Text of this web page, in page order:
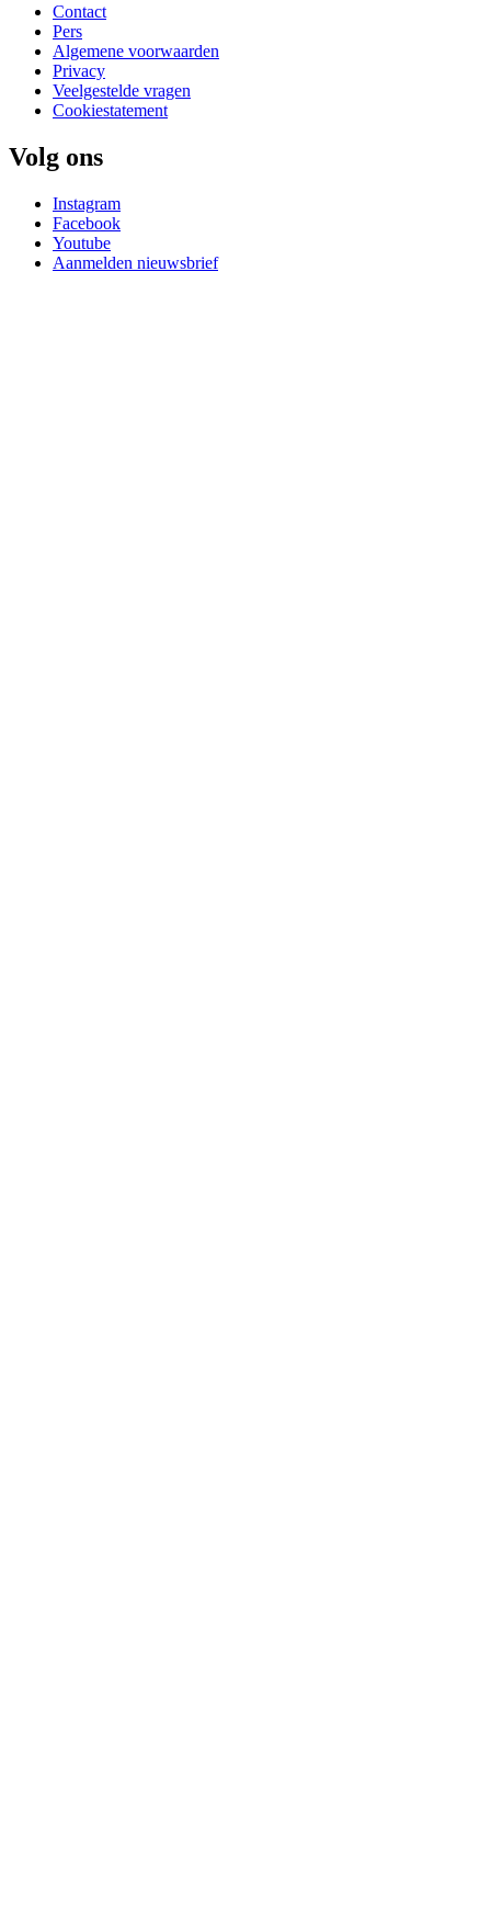
Contact
Pers
Algemene voorwaarden
Privacy
Veelgestelde vragen
Cookiestatement
Volg ons
Instagram
Facebook
Youtube
Aanmelden nieuwsbrief